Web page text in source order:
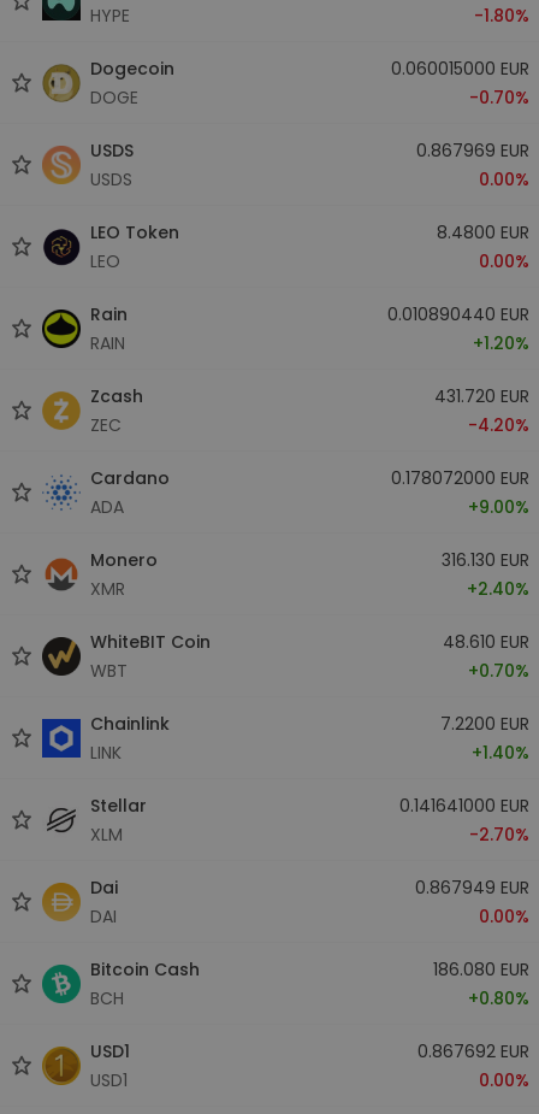
HYPE
-1.80%
Dogecoin
DOGE
0.060015000 EUR
-0.70%
USDS
USDS
0.867969 EUR
0.00%
LEO Token
LEO
8.4800 EUR
0.00%
Rain
RAIN
0.010890440 EUR
+1.20%
Zcash
ZEC
431.720 EUR
-4.20%
Cardano
ADA
0.178072000 EUR
+9.00%
Monero
XMR
316.130 EUR
+2.40%
WhiteBIT Coin
WBT
48.610 EUR
+0.70%
Chainlink
LINK
7.2200 EUR
+1.40%
Stellar
XLM
0.141641000 EUR
-2.70%
Dai
DAI
0.867949 EUR
0.00%
Bitcoin Cash
BCH
186.080 EUR
+0.80%
USD1
USD1
0.867692 EUR
0.00%